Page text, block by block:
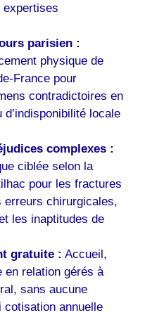
expertises
parisien :
physique de
France pour
contradictoires en
locale
complexes :
ciblée selon la
pour les fractures
erreurs chirurgicales,
les inaptitudes de
gratuite : Accueil,
en relation gérés à
sans aucune
cotisation annuelle